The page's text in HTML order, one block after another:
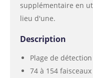
supplémentaire en
lieu d'une.
Description
Plage de
74 à 154